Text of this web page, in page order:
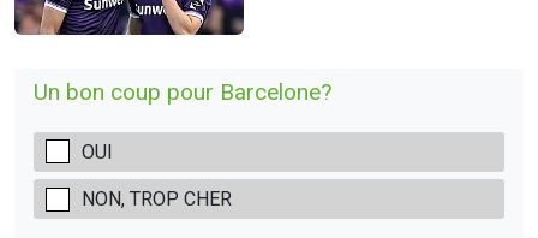
Un bon coup pour Barcelone?
OUI
NON, TROP CHER